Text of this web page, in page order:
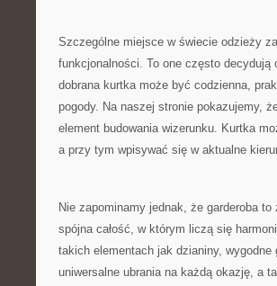
Szczególne miejsce w świecie odzieży
funkcjonalności. To one często decydują
dobrana kurtka może być codzienna,
pogody. Na naszej stronie pokazujemy,
element budowania wizerunku. Kurtka
a przy tym wpisywać się w aktualne
Nie zapominamy jednak, że garderoba
spójna całość, w którym liczą się
takich elementach jak dzianiny,
uniwersalne ubrania na każdą okazję, a